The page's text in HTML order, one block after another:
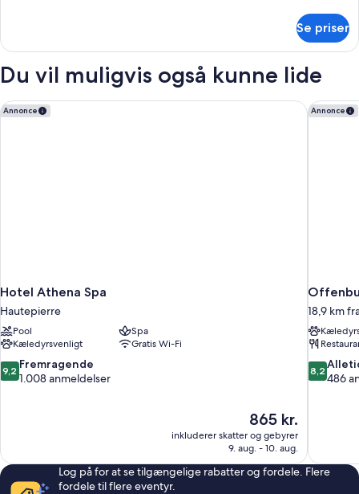
til
personer
Se priser
Du vil muligvis også kunne lide
Annonce
Hotel Athena Spa
Hautepierre
Pool
Spa
Kæledyrsvenligt
Gratis Wi-Fi
9.2
ud
9,2 Fremragende
1.008 anmeldelser
Prisen
er
865 kr.
865 kr.
inkluderer skatter og gebyrer
9. aug. - 10. aug.
Hotel Athena Spa Annonce
18,9 km
8.2
ud
8,2
486
Log på for at se tilgængelige rabatter og fordele. Flere
fordele til flere eventyr.